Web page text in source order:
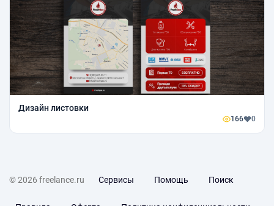
Дизайн листовки
166 0
© 2026 freelance.ru Сервисы Помощь Поиск